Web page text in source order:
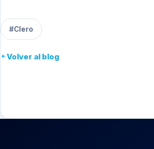
#Clero
Volver al blog